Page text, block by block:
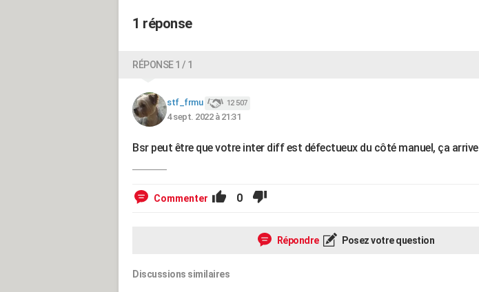
1 réponse
RÉPONSE 1 / 1
stf_frmu 12 507
4 sept. 2022 à 21:31
Bsr peut être que votre inter diff est défectueux du côté manuel, ça arrive
Commenter 0
Répondre Posez votre question
Discussions similaires